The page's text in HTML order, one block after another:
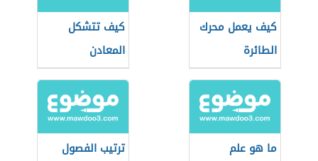
كيف يعمل محرك
الطائرة
كيف تتشكل
المعادن
ما هو علم
ترتيب الفصول